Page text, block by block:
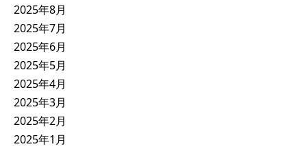
2025年8月
2025年7月
2025年6月
2025年5月
2025年4月
2025年3月
2025年2月
2025年1月